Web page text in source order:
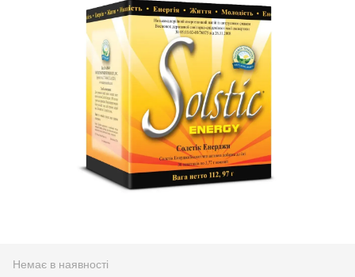
Немає в наявності